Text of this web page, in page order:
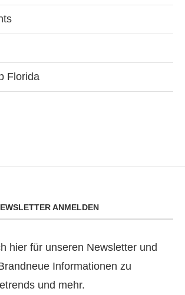
Florida
ANMELDEN
hier für unseren Newsletter und
Informationen zu
und mehr.